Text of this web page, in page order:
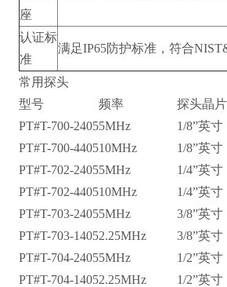
座
认证标
准
满足IP65防护标准，符合
常用探头
型号
频率
探头晶
PT#T-700-24055MHz
1/8”英寸
PT#T-700-440510MHz
1/8”英寸
PT#T-702-24055MHz
1/4”英寸
PT#T-702-440510MHz
1/4”英寸
PT#T-703-24055MHz
3/8”英寸
PT#T-703-14052.25MHz
3/8”英寸
PT#T-704-24055MHz
1/2”英寸
PT#T-704-14052.25MHz
1/2”英寸